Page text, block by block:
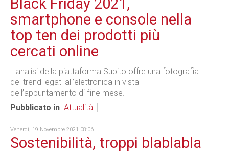
Black Friday 2021,
smartphone e console nella
top ten dei prodotti più
cercati online
L'analisi della piattaforma Subito offre una fotografia
dei trend legati all’elettronica in vista
dell’appuntamento di fine mese.
Pubblicato in Attualità
Venerdì, 19 Novembre 2021 08:06
Sostenibilità, troppi blablabla